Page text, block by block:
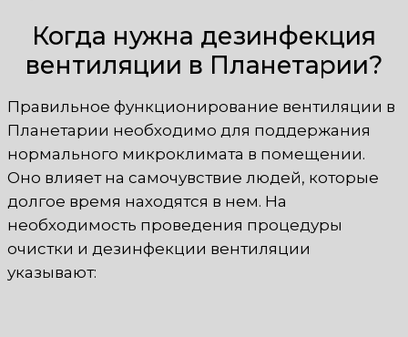
Когда нужна дезинфекция
вентиляции в Планетарии?
Правильное функционирование вентиляции в
Планетарии необходимо для поддержания
нормального микроклимата в помещении.
Оно влияет на самочувствие людей, которые
долгое время находятся в нем. На
необходимость проведения процедуры
очистки и дезинфекции вентиляции
указывают: